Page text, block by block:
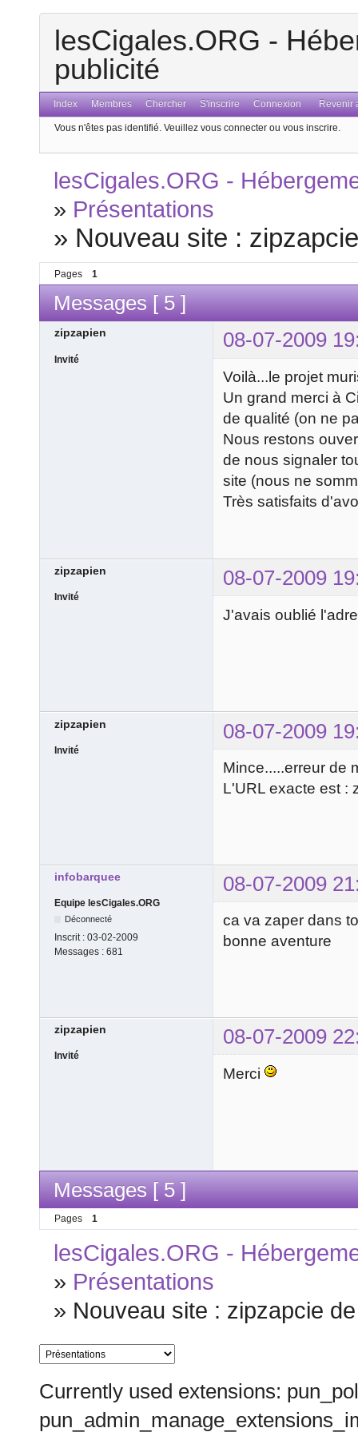
lesCigales.ORG -
publicité
Index Membres Chercher S'inscrire Connexion Revenir
Vous n'êtes pas identifié. Veuillez vous connecter ou vous inscrire.
lesCigales.ORG -
» Présentations
» Nouveau site :
Pages 1
Messages [ 5 ]
zipzapien 08-07-2009
Invité
Voilà...le projet
Un grand merci à
de qualité (on ne
Nous restons
de nous signaler
site (nous ne
Très satisfaits
zipzapien 08-07-2009
Invité
J'avais oublié
zipzapien 08-07-2009
Invité
Mince.....erreur de
L'URL exacte est :
infobarquee 08-07-2009
Equipe lesCigales.ORG
Déconnecté
Inscrit : 03-02-2009
Messages : 681
ca va zaper dans
bonne aventure
zipzapien 08-07-2009
Invité
Merci
Messages [ 5 ]
Pages 1
lesCigales.ORG -
» Présentations
» Nouveau site : zipzapcie
Currently used extensions: